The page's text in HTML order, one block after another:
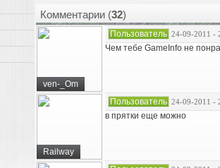
Комментарии (32)
ven-_Om
Пользователь 24-09-2011 -
Чем тебе GameInfo не
Railway
Пользователь 24-09-2011 -
в прятки еще можно